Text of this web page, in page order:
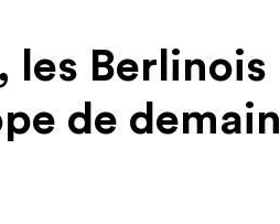
les Berlinois
de demain